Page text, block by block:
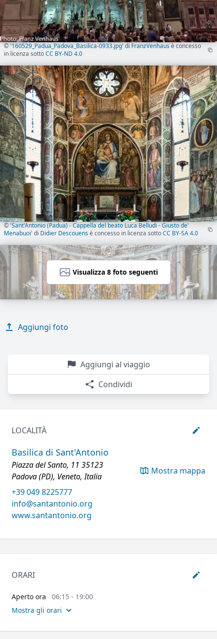
©'160529_Padua_Padova_Basilica-0933.jpg'diFranzVenhausè concesso
in licenza sottoCC BY-ND 4.0
©'Sant'Antonio (Padua) - Cappella del beato Luca Belludi - Giusto de'
Menabuoi' di Didier Descouensè concesso in licenza sottoCC BY-SA 4.0
Visualizza 8 foto seguenti
Aggiungi foto
Aggiungi al viaggio
Condividi
LOCALITÀ
Basilica di Sant'Antonio
Piazza del Santo, 11 35123
Padova (PD), Veneto, Italia
Mostra mappa
+39 049 8225777
info@santantonio.org
www.santantonio.org
ORARI
Aperto ora
06:15 - 19:00
Mostra gli orari